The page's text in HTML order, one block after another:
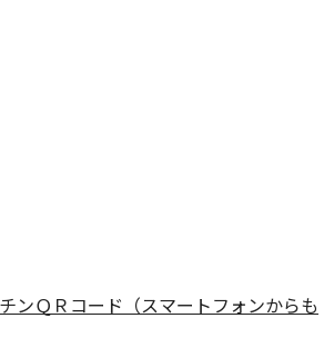
ンＱＲコード（スマートフォンからも